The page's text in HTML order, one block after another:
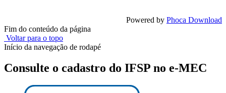
Powered by Phoca Download
Fim do conteúdo da página
Voltar para o topo
Início da navegação de rodapé
Consulte o cadastro do IFSP no e-MEC